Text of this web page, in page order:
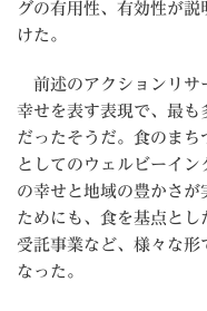
グの有用性、有効性が
けた。
前述のアクションリサ
幸せを表す表現で、最も
だったそうだ。食のま
としてのウェルビーイ
の幸せと地域の豊かさが
ためにも、食を基点とし
受託事業など、様々な形
なった。